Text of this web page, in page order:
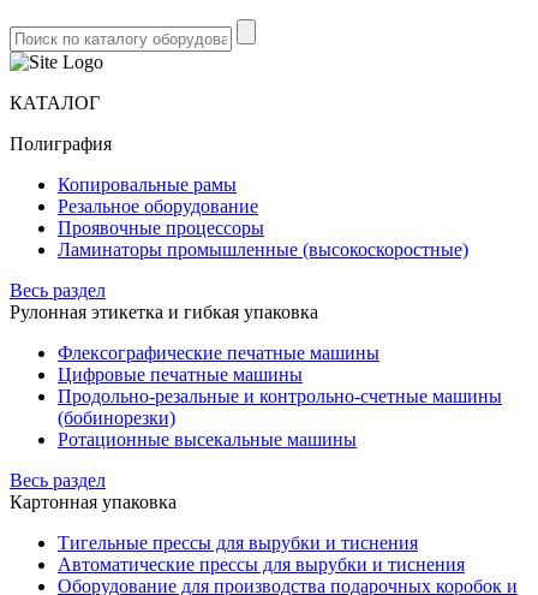
КАТАЛОГ
Полиграфия
Копировальные рамы
Резальное оборудование
Проявочные процессоры
Ламинаторы промышленные (высокоскоростные)
Весь раздел
Рулонная этикетка и гибкая упаковка
Флексографические печатные машины
Цифровые печатные машины
Продольно-резальные и контрольно-счетные машины
(бобинорезки)
Ротационные высекальные машины
Весь раздел
Картонная упаковка
Тигельные прессы для вырубки и тиснения
Автоматические прессы для вырубки и тиснения
Оборудование для производства подарочных коробок и